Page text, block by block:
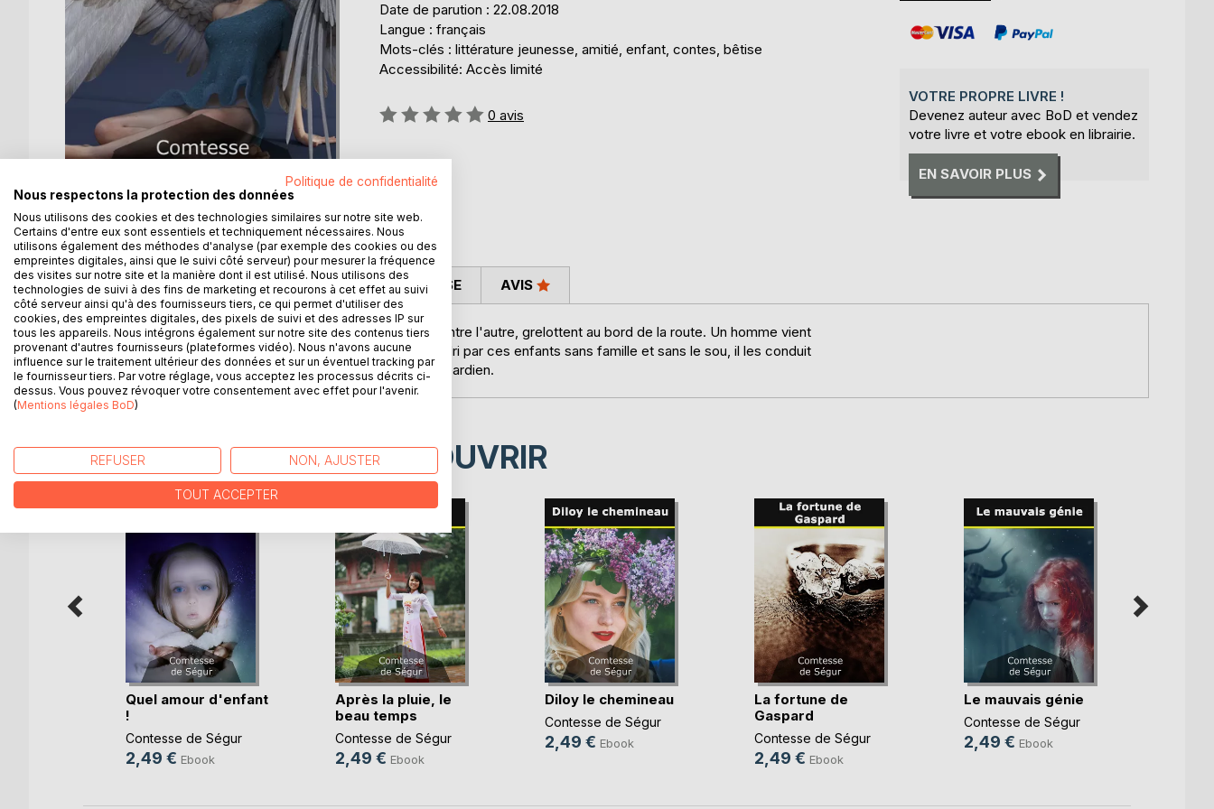
Date de parution : 22.08.2018
Langue : français
Mots-clés : littérature jeunesse, amitié, enfant, contes, bêtise
Accessibilité: Accès limité
Évaluation:
0 avis
VOTRE PROPRE LIVRE !
Devenez auteur avec BoD et vendez
votre livre et votre ebook en librairie.
EN SAVOIR PLUS
DESCRIPTION
Dans le froid et la nuit, deux petits garçons, blottis l'un contre l'autre, grelottent au bord de la route. Un homme vient
à passer par là : c'est un soldat dénommé Moutier. Attendri par ces enfants sans famille et sans le sou, il les conduit
dans un joli logis qui respire la joie : L'auberge de l'Ange Gardien.
AUTEUR(S) CRITIQUES PRESSE AVIS
D’AUTRES TITRES À DÉCOUVRIR
Quel amour d'enfant
!
Contesse de Ségur
2,49 € Ebook
Après la pluie, le
beau temps
Contesse de Ségur
2,49 € Ebook
Diloy le chemineau
Contesse de Ségur
2,49 € Ebook
La fortune de
Gaspard
Contesse de Ségur
2,49 € Ebook
Le mauvais génie
Contesse de Ségur
2,49 € Ebook
Politique de confidentialité
Nous respectons la protection des données
Nous utilisons des cookies et des technologies similaires sur notre site web.
Certains d'entre eux sont essentiels et techniquement nécessaires. Nous
utilisons également des méthodes d'analyse (par exemple des cookies ou des
empreintes digitales, ainsi que le suivi côté serveur) pour mesurer la fréquence
des visites sur notre site et la manière dont il est utilisé. Nous utilisons des
technologies de suivi à des fins de marketing et recourons à cet effet au suivi
côté serveur ainsi qu'à des fournisseurs tiers, ce qui permet d'utiliser des
cookies, des empreintes digitales, des pixels de suivi et des adresses IP sur
tous les appareils. Nous intégrons également sur notre site des contenus tiers
provenant d'autres fournisseurs (plateformes vidéo). Nous n'avons aucune
influence sur le traitement ultérieur des données et sur un éventuel tracking par
le fournisseur tiers. Par votre réglage, vous acceptez les processus décrits ci-
dessus. Vous pouvez révoquer votre consentement avec effet pour l'avenir.
(Mentions légales BoD)
REFUSER NON, AJUSTER
TOUT ACCEPTER